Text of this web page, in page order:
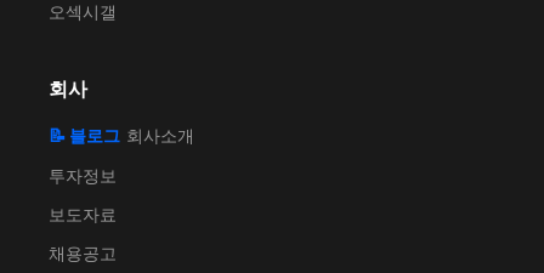
오섹시갤
회사
📝 블로그 회사소개
투자정보
보도자료
채용공고